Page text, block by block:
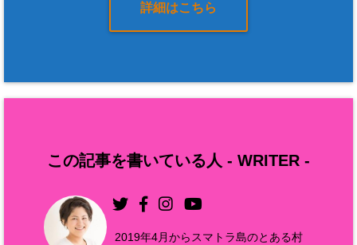
詳細はこちら
この記事を書いている人 - WRITER -
2019年4月からスマトラ島のとある村